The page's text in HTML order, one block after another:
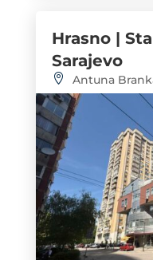
Hrasno |
Sarajevo
Antuna